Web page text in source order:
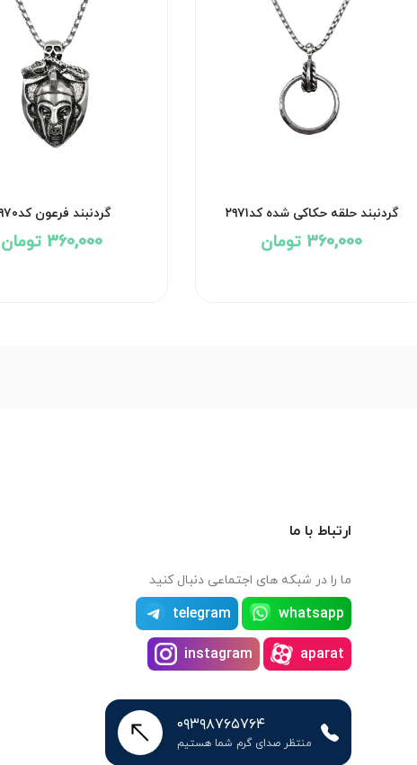
گردنبند حلقه حکاکی شده کد۲۹۷۱
360,000 تومان
گردنبند فرعون کد۲۹۷۰
360,000 تومان
ارتباط با ما
ما را در شبکه های اجتماعی دنبال کنید
whatsapp
telegram
aparat
instagram
۰۹۳۹۸۷۶۵۷۶۴
منتظر صدای گرم شما هستیم